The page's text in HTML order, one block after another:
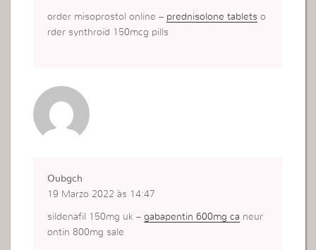
order misoprostol online – prednisolone tablets o
rder synthroid 150mcg pills
Oubgch
19 Marzo 2022 às 14:47
sildenafil 150mg uk –gabapentin 600mg ca neur
ontin 800mg sale